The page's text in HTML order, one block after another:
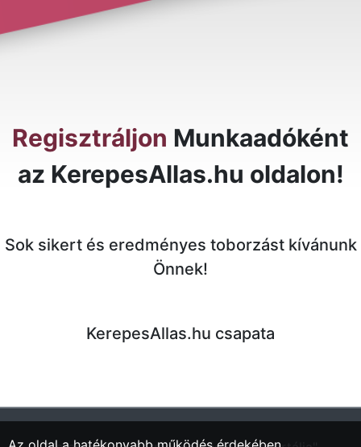
Regisztráljon Munkaadóként
az KerepesAllas.hu oldalon!
Sok sikert és eredményes toborzást kívánunk
Önnek!
KerepesAllas.hu csapata